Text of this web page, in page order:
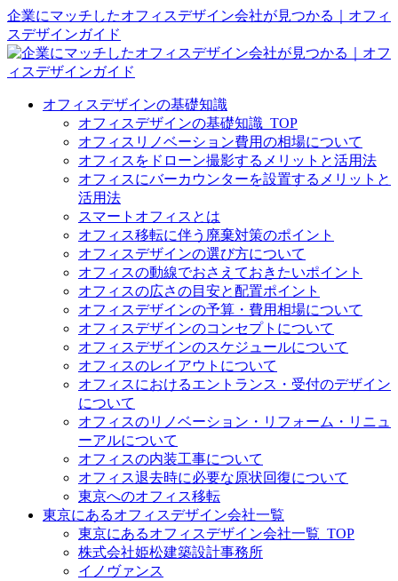
企業にマッチしたオフィスデザイン会社が見つかる｜オフィ
スデザインガイド
オフィスデザインの基礎知識
オフィスデザインの基礎知識_TOP
オフィスリノベーション費用の相場について
オフィスをドローン撮影するメリットと活用法
オフィスにバーカウンターを設置するメリットと
活用法
スマートオフィスとは
オフィス移転に伴う廃棄対策のポイント
オフィスデザインの選び方について
オフィスの動線でおさえておきたいポイント
オフィスの広さの目安と配置ポイント
オフィスデザインの予算・費用相場について
オフィスデザインのコンセプトについて
オフィスデザインのスケジュールについて
オフィスのレイアウトについて
オフィスにおけるエントランス・受付のデザイン
について
オフィスのリノベーション・リフォーム・リニュ
ーアルについて
オフィスの内装工事について
オフィス退去時に必要な原状回復について
東京へのオフィス移転
東京にあるオフィスデザイン会社一覧
東京にあるオフィスデザイン会社一覧_TOP
株式会社姫松建築設計事務所
イノヴァンス